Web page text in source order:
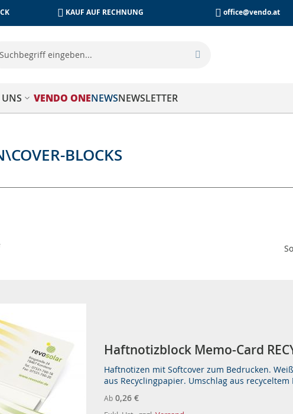
KAUF AUF RECHNUNG office@vendo.at
VENDO ONENEWSNEWSLETTER
BLOCKS
Haft­no­tiz­block Me­mo-Card
Haftnotizen mit Softcover zum Bedrucken.
aus Recyclingpapier. Umschlag aus
Ab 0,26 €